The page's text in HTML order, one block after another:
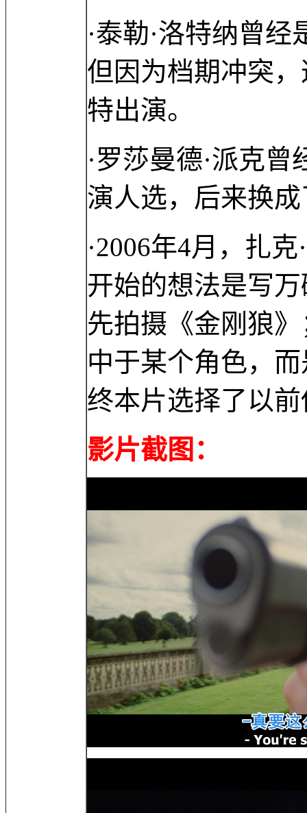
·泰勒·洛特纳曾
但因为档期冲突
特出演。
·罗莎曼德·派克
演人选，后来换
·2006年4月，扎
开始的想法是写
先拍摄《金刚狼
中于某个角色，
终本片选择了以
影片截图：